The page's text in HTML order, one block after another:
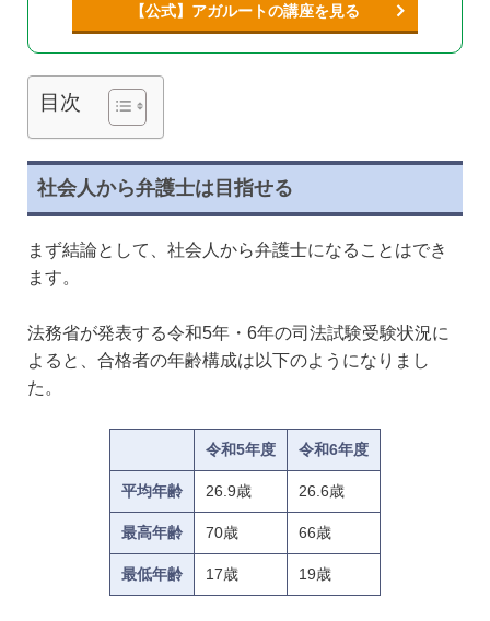
【公式】アガルートの講座を見る
目次
社会人から弁護士は目指せる
まず結論として、社会人から弁護士になることはでき
ます。
法務省が発表する令和5年・6年の司法試験受験状況に
よると、合格者の年齢構成は以下のようになりまし
た。
令和5年度 令和6年度
平均年齢 26.9歳 26.6歳
最高年齢 70歳 66歳
最低年齢 17歳 19歳